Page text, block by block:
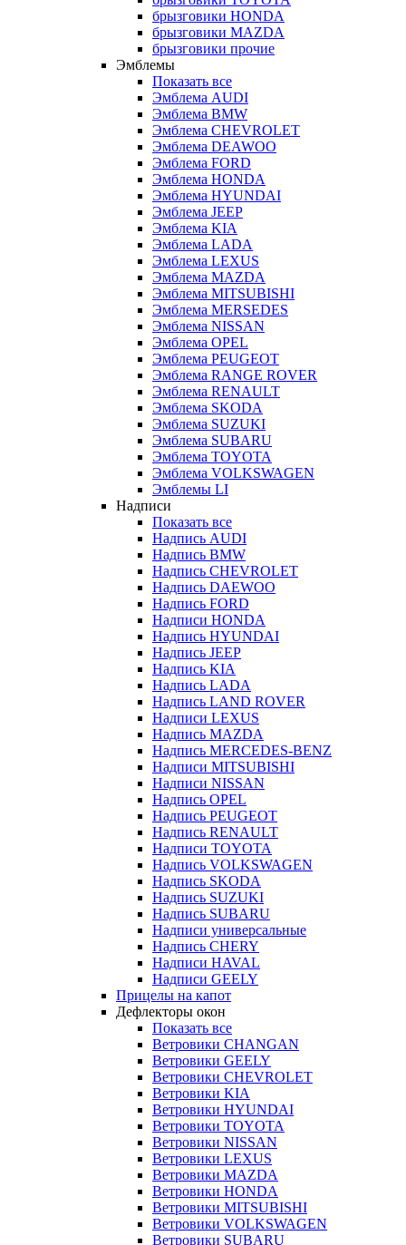
брызговики HONDA
брызговики MAZDA
брызговики прочие
Эмблемы
Показать все
Эмблема AUDI
Эмблема BMW
Эмблема CHEVROLET
Эмблема DEAWOO
Эмблема FORD
Эмблема HONDA
Эмблема HYUNDAI
Эмблема JEEP
Эмблема KIA
Эмблема LADA
Эмблема LEXUS
Эмблема MAZDA
Эмблема MITSUBISHI
Эмблема MERSEDES
Эмблема NISSAN
Эмблема OPEL
Эмблема PEUGEOT
Эмблема RANGE ROVER
Эмблема RENAULT
Эмблема SKODA
Эмблема SUZUKI
Эмблема SUBARU
Эмблема TOYOTA
Эмблема VOLKSWAGEN
Эмблемы LI
Надписи
Показать все
Надпись AUDI
Надпись BMW
Надпись CHEVROLET
Надпись DAEWOO
Надпись FORD
Надписи HONDA
Надпись HYUNDAI
Надпись JEEP
Надпись KIA
Надпись LADA
Надпись LAND ROVER
Надписи LEXUS
Надпись MAZDA
Надпись MERCEDES-BENZ
Надписи MITSUBISHI
Надписи NISSAN
Надпись OPEL
Надпись PEUGEOT
Надпись RENAULT
Надписи TOYOTA
Надпись VOLKSWAGEN
Надпись SKODA
Надпись SUZUKI
Надпись SUBARU
Надписи универсальные
Надпись CHERY
Надписи HAVAL
Надписи GEELY
Прицелы на капот
Дефлекторы окон
Показать все
Ветровики CHANGAN
Ветровики GEELY
Ветровики CHEVROLET
Ветровики KIA
Ветровики HYUNDAI
Ветровики TOYOTA
Ветровики NISSAN
Ветровики LEXUS
Ветровики MAZDA
Ветровики HONDA
Ветровики MITSUBISHI
Ветровики VOLKSWAGEN
Ветровики SUBARU